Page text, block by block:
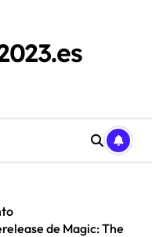
de Magic: The